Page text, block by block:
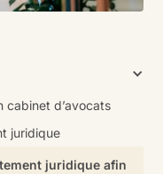
cabinet d’avocats
juridique
juridique afin